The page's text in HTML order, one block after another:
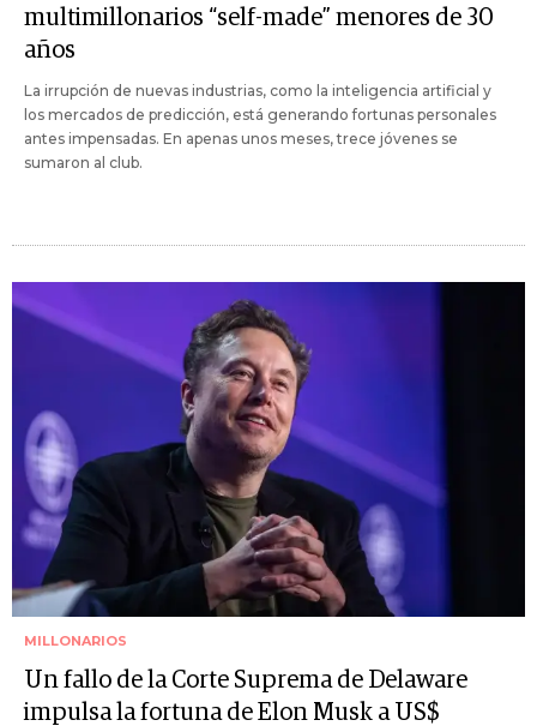
multimillonarios “self-made” menores de 30
años
La irrupción de nuevas industrias, como la inteligencia artificial y
los mercados de predicción, está generando fortunas personales
antes impensadas. En apenas unos meses, trece jóvenes se
sumaron al club.
MILLONARIOS
Un fallo de la Corte Suprema de Delaware
impulsa la fortuna de Elon Musk a US$